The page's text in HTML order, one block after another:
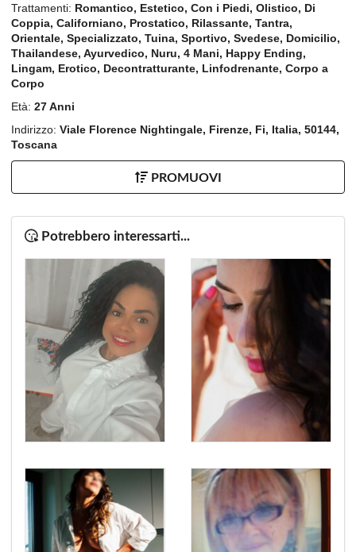
Trattamenti: Romantico, Estetico, Con i Piedi, Olistico, Di
Coppia, Californiano, Prostatico, Rilassante, Tantra,
Orientale, Specializzato, Tuina, Sportivo, Svedese, Domicilio,
Thailandese, Ayurvedico, Nuru, 4 Mani, Happy Ending,
Lingam, Erotico, Decontratturante, Linfodrenante, Corpo a
Corpo
Età: 27 Anni
Indirizzo: Viale Florence Nightingale, Firenze, Fi, Italia, 50144,
Toscana
PROMUOVI
Potrebbero interessarti...